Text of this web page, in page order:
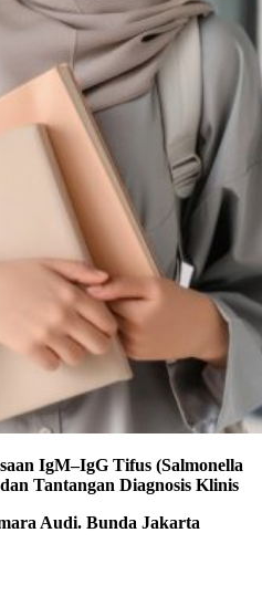
IgM–IgG Tifus (Salmonella
Tantangan Diagnosis Klinis
Audi. Bunda Jakarta